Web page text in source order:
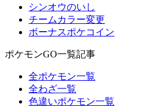
シンオウのいし
チームカラー変更
ボーナスポケコイン
ポケモンGO一覧記事
全ポケモン一覧
全わざ一覧
色違いポケモン一覧